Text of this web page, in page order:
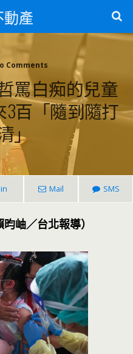
產
Comments
罵白痴的兒童
3百「隨到隨打
」
Mail SMS
昀岫／台北報導）